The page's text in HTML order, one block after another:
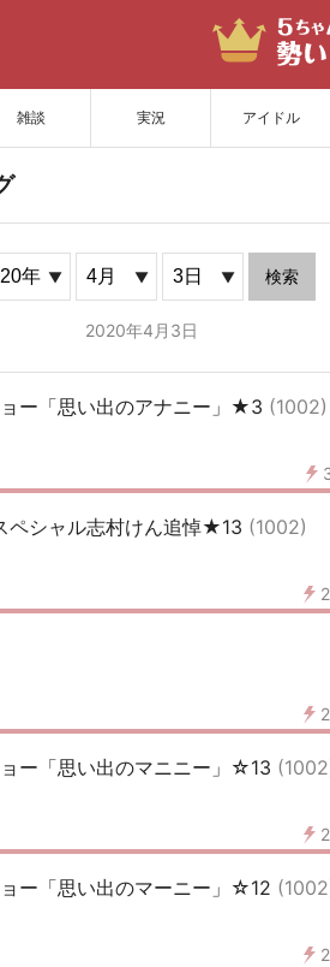
雑談 実況 アイドル
検索
2020年4月3日
ョー「思い出のアナニー」★3 (1002)
ペシャル志村けん追悼★13 (1002)
ョー「思い出のマニニー」☆13
ョー「思い出のマーニー」☆12